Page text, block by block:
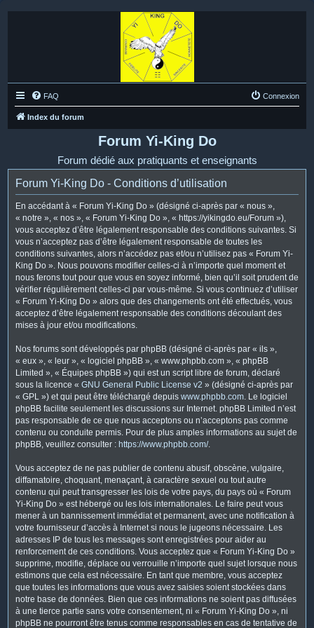
FAQ Connexion
Index du forum
Forum Yi-King Do
Forum dédié aux pratiquants et enseignants
Forum Yi-King Do - Conditions d’utilisation
En accédant à « Forum Yi-King Do » (désigné ci-après par « nous »,
« notre », « nos », « Forum Yi-King Do », « https://yikingdo.eu/Forum »),
vous acceptez d’être légalement responsable des conditions suivantes. Si
vous n’acceptez pas d’être légalement responsable de toutes les
conditions suivantes, alors n’accédez pas et/ou n’utilisez pas « Forum Yi-
King Do ». Nous pouvons modifier celles-ci à n’importe quel moment et
nous ferons tout pour que vous en soyez informé, bien qu’il soit prudent de
vérifier régulièrement celles-ci par vous-même. Si vous continuez d’utiliser
« Forum Yi-King Do » alors que des changements ont été effectués, vous
acceptez d’être légalement responsable des conditions découlant des
mises à jour et/ou modifications.
Nos forums sont développés par phpBB (désigné ci-après par « ils »,
« eux », « leur », « logiciel phpBB », « www.phpbb.com », « phpBB
Limited », « Équipes phpBB ») qui est un script libre de forum, déclaré
sous la licence « GNU General Public License v2 » (désigné ci-après par
« GPL ») et qui peut être téléchargé depuis www.phpbb.com. Le logiciel
phpBB facilite seulement les discussions sur Internet. phpBB Limited n’est
pas responsable de ce que nous acceptons ou n’acceptons pas comme
contenu ou conduite permis. Pour de plus amples informations au sujet de
phpBB, veuillez consulter : https://www.phpbb.com/.
Vous acceptez de ne pas publier de contenu abusif, obscène, vulgaire,
diffamatoire, choquant, menaçant, à caractère sexuel ou tout autre
contenu qui peut transgresser les lois de votre pays, du pays où « Forum
Yi-King Do » est hébergé ou les lois internationales. Le faire peut vous
mener à un bannissement immédiat et permanent, avec une notification à
votre fournisseur d’accès à Internet si nous le jugeons nécessaire. Les
adresses IP de tous les messages sont enregistrées pour aider au
renforcement de ces conditions. Vous acceptez que « Forum Yi-King Do »
supprime, modifie, déplace ou verrouille n’importe quel sujet lorsque nous
estimons que cela est nécessaire. En tant que membre, vous acceptez
que toutes les informations que vous avez saisies soient stockées dans
notre base de données. Bien que ces informations ne soient pas diffusées
à une tierce partie sans votre consentement, ni « Forum Yi-King Do », ni
phpBB ne pourront être tenus comme responsables en cas de tentative de